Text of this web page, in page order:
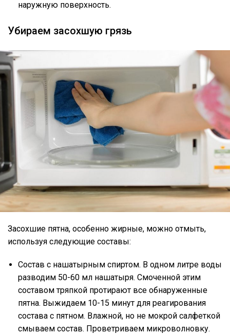
наружную поверхность.
Убираем засохшую грязь
Засохшие пятна, особенно жирные, можно отмыть,
используя следующие составы:
Состав с нашатырным спиртом. В одном литре воды
разводим 50-60 мл нашатыря. Смоченной этим
составом тряпкой протирают все обнаруженные
пятна. Выжидаем 10-15 минут для реагирования
состава с пятном. Влажной, но не мокрой салфеткой
смываем состав. Проветриваем микроволновку.